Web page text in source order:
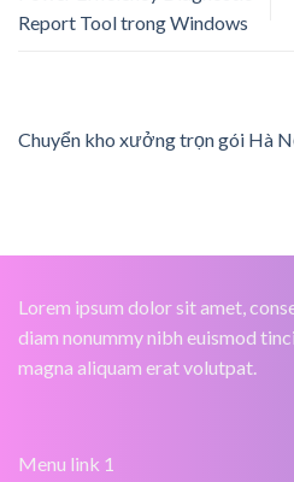
Report Tool trong Windows
Chuyển kho xưởng trọn gói Hà
Lorem ipsum dolor sit amet,
diam nonummy nibh euismod
magna aliquam erat volutpat.
Menu link 1